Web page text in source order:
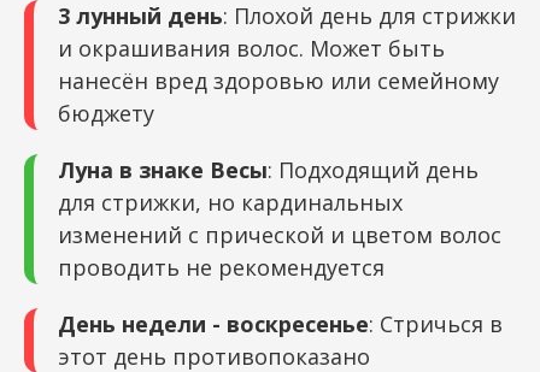
3 лунный день: Плохой день для стрижки
и окрашивания волос. Может быть
нанесён вред здоровью или семейному
бюджету
Луна в знаке Весы: Подходящий день
для стрижки, но кардинальных
изменений с прической и цветом волос
проводить не рекомендуется
День недели - воскресенье: Стричься в
этот день противопоказано